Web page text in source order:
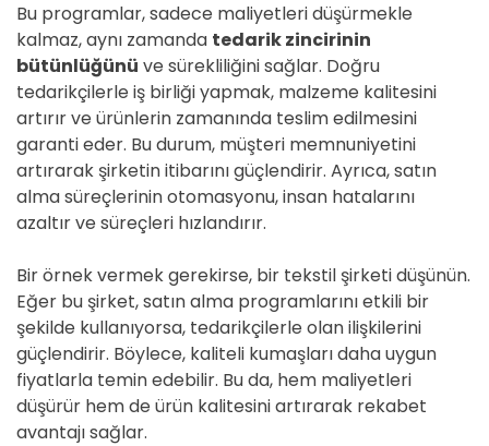
Bu programlar, sadece maliyetleri düşürmekle
kalmaz, aynı zamanda tedarik zincirinin
bütünlüğünü ve sürekliliğini sağlar. Doğru
tedarikçilerle iş birliği yapmak, malzeme kalitesini
artırır ve ürünlerin zamanında teslim edilmesini
garanti eder. Bu durum, müşteri memnuniyetini
artırarak şirketin itibarını güçlendirir. Ayrıca, satın
alma süreçlerinin otomasyonu, insan hatalarını
azaltır ve süreçleri hızlandırır.
Bir örnek vermek gerekirse, bir tekstil şirketi düşünün.
Eğer bu şirket, satın alma programlarını etkili bir
şekilde kullanıyorsa, tedarikçilerle olan ilişkilerini
güçlendirir. Böylece, kaliteli kumaşları daha uygun
fiyatlarla temin edebilir. Bu da, hem maliyetleri
düşürür hem de ürün kalitesini artırarak rekabet
avantajı sağlar.